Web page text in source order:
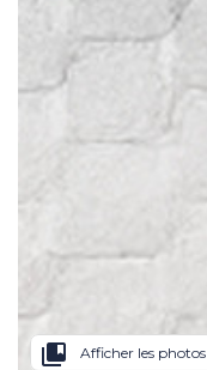
collections_bookmark Afficher les photos